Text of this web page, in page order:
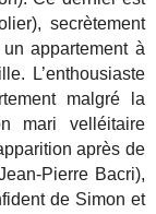
secrètement
appartement à
L’enthousiaste
malgré la
mari velléitaire
après de
Pierre Bacri),
de Simon et